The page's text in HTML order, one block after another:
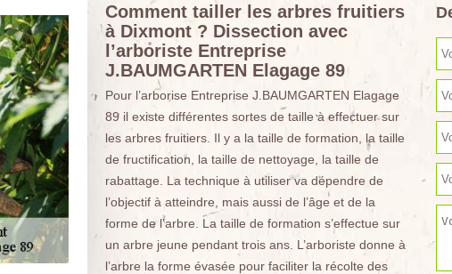
Comment tailler les arbres fruitiers
à Dixmont ? Dissection avec
l’arboriste Entreprise
J.BAUMGARTEN Elagage 89
Pour l’arborise Entreprise J.BAUMGARTEN Elagage
89 il existe différentes sortes de taille à effectuer sur
les arbres fruitiers. Il y a la taille de formation, la taille
de fructification, la taille de nettoyage, la taille de
rabattage. La technique à utiliser va dépendre de
l’objectif à atteindre, mais aussi de l’âge et de la
forme de l’arbre. La taille de formation s’effectue sur
un arbre jeune pendant trois ans. L’arboriste donne à
l’arbre la forme évasée pour faciliter la récolte des